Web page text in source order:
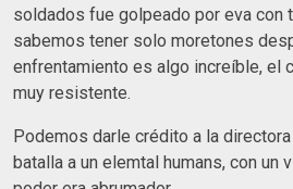
soldados fue golpeado por eva con
sabemos tener solo moretones
enfrentamiento es algo increíble, el
muy resistente.
Podemos darle crédito a la
batalla a un elemtal humans, con un